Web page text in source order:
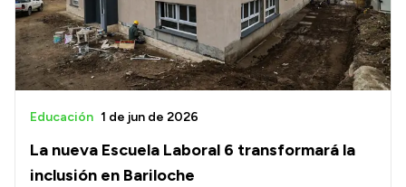
La nueva Escuela Laboral 6 transformará la
inclusión en Bariloche
Educación 1 de jun de 2026